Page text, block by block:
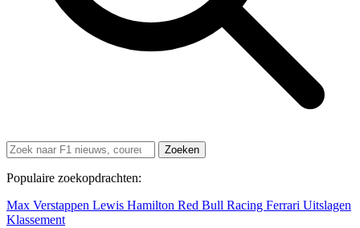
Zoeken
Populaire zoekopdrachten:
Max Verstappen Lewis Hamilton Red Bull Racing Ferrari Uitslagen
Klassement